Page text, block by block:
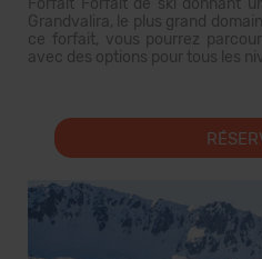
Forfait Forfait de ski donnant
Grandvalira, le plus grand
ce forfait, vous pourrez
avec des options pour tous les